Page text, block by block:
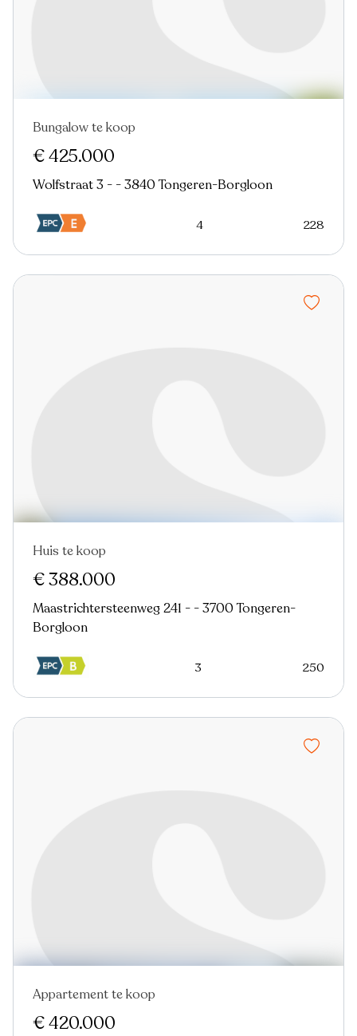
Nieuw
Bungalow te koop
€ 425.000
Wolfstraat 3 - - 3840 Tongeren-Borgloon
4 228
Verkocht
Huis te koop
€ 388.000
Maastrichtersteenweg 241 - - 3700 Tongeren-
Borgloon
3 250
Nieuw
Appartement te koop
€ 420.000